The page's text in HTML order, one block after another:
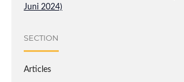
Juni 2024)
SECTION
Articles